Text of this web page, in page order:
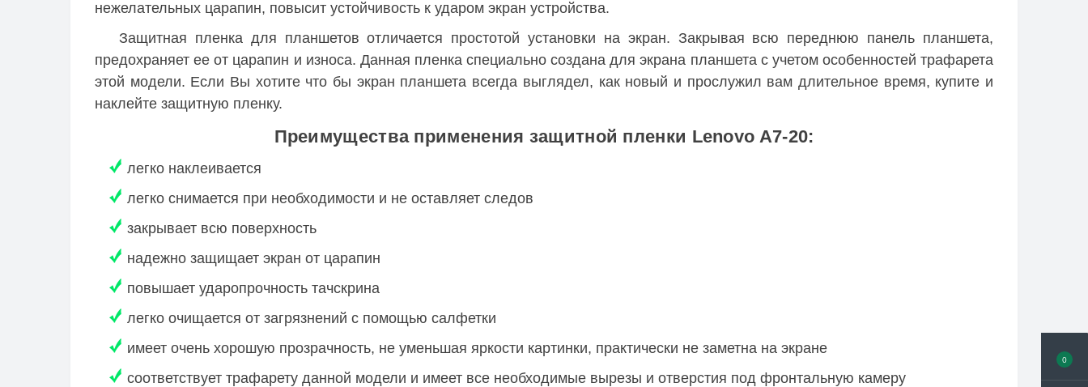
0
нежелательных царапин, повысит устойчивость к ударом экран устройства.
Защитная пленка для планшетов отличается простотой установки на экран. Закрывая всю переднюю панель планшета,
предохраняет ее от царапин и износа. Данная пленка специально создана для экрана планшета с учетом особенностей трафарета
этой модели. Если Вы хотите что бы экран планшета всегда выглядел, как новый и прослужил вам длительное время, купите и
наклейте защитную пленку.
Преимущества применения защитной пленки Lenovo A7-20:
легко наклеивается
легко снимается при необходимости и не оставляет следов
закрывает всю поверхность
надежно защищает экран от царапин
повышает ударопрочность тачскрина
легко очищается от загрязнений с помощью салфетки
имеет очень хорошую прозрачность, не уменьшая яркости картинки, практически не заметна на экране
соответствует трафарету данной модели и имеет все необходимые вырезы и отверстия под фронтальную камеру